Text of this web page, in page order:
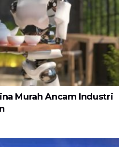
Murah Ancam Industri